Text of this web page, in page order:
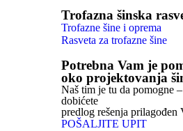
Trofazna šinska
Trofazne šine i oprema
Rasveta za trofazne šine
Potrebna Vam je
oko projektovanja
Naš tim je tu da pomogne
dobićete
predlog rešenja prilagođen
POŠALJITE UPIT